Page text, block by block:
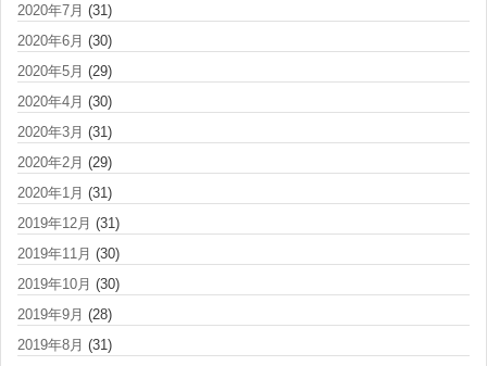
2020年7月 (31)
2020年6月 (30)
2020年5月 (29)
2020年4月 (30)
2020年3月 (31)
2020年2月 (29)
2020年1月 (31)
2019年12月 (31)
2019年11月 (30)
2019年10月 (30)
2019年9月 (28)
2019年8月 (31)